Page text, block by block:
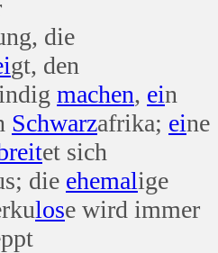
die
gt, den
machen, ein
Schwarzafrika; eine
et sich
die ehemalige
lose wird immer